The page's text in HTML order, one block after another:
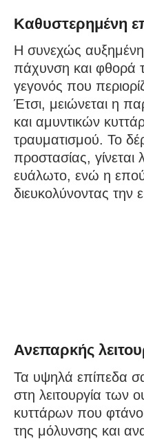
Καθυστερημένη
Η συνεχώς
πάχυνση και φθορά
γεγονός που
Έτσι, μειώνεται η
και αμυντικών
τραυματισμού. Το
προστασίας, γίνεται
ευάλωτο, ενώ η
διευκολύνοντας την
Ανεπαρκής
Τα υψηλά επίπεδα
στη λειτουργία των
κυττάρων που
της μόλυνσης και